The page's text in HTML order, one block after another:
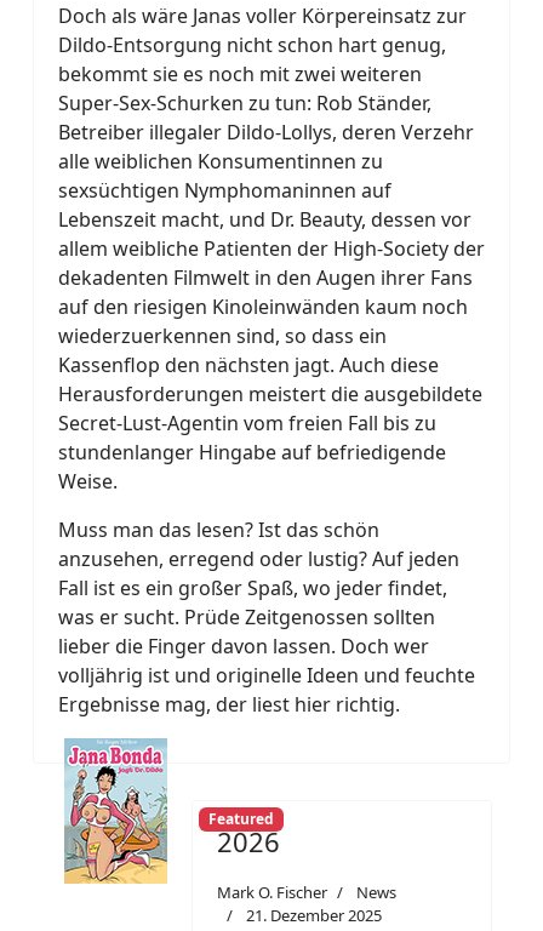
Doch als wäre Janas voller Körpereinsatz zur
Dildo-Entsorgung nicht schon hart genug,
bekommt sie es noch mit zwei weiteren
Super-Sex-Schurken zu tun: Rob Ständer,
Betreiber illegaler Dildo-Lollys, deren Verzehr
alle weiblichen Konsumentinnen zu
sexsüchtigen Nymphomaninnen auf
Lebenszeit macht, und Dr. Beauty, dessen vor
allem weibliche Patienten der High-Society der
dekadenten Filmwelt in den Augen ihrer Fans
auf den riesigen Kinoleinwänden kaum noch
wiederzuerkennen sind, so dass ein
Kassenflop den nächsten jagt. Auch diese
Herausforderungen meistert die ausgebildete
Secret-Lust-Agentin vom freien Fall bis zu
stundenlanger Hingabe auf befriedigende
Weise.
Muss man das lesen? Ist das schön
anzusehen, erregend oder lustig? Auf jeden
Fall ist es ein großer Spaß, wo jeder findet,
was er sucht. Prüde Zeitgenossen sollten
lieber die Finger davon lassen. Doch wer
volljährig ist und originelle Ideen und feuchte
Ergebnisse mag, der liest hier richtig.
Featured
2026
Mark O. Fischer
News
21. Dezember 2025